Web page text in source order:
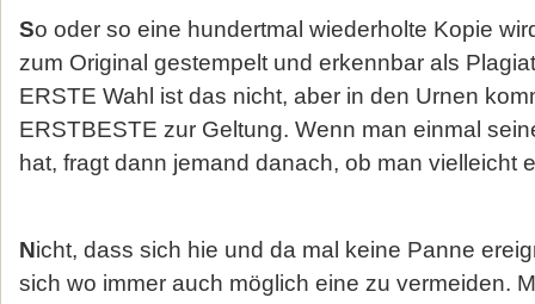
So oder so eine hundertmal wiederholte Kopie
zum Original gestempelt und erkennbar als
ERSTE Wahl ist das nicht, aber in den Urnen
ERSTBESTE zur Geltung. Wenn man einmal
hat, fragt dann jemand danach, ob man vielleicht
Nicht, dass sich hie und da mal keine Panne
sich wo immer auch möglich eine zu vermeiden.